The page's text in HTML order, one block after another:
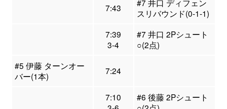
7:43
#7 井口 ディフェン
スリバウンド(0-1-1)
7:39
3-4
#7 井口 2Pシュート
○(2点)
#5 伊藤 ターンオー
バー(1本)
7:24
7:10
#6 後藤 2Pシュート